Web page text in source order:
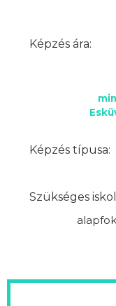
Képzés ára:
Képzés típusa:
Szükséges